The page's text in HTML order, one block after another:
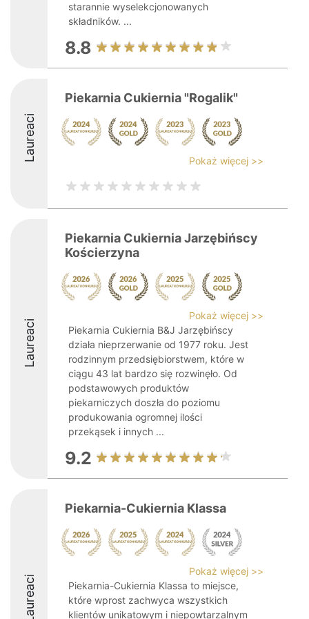
starannie wyselekcjonowanych
składników. ...
8.8
Laureaci
Piekarnia Cukiernia "Rogalik"
Pokaż więcej >>
Laureaci
Piekarnia Cukiernia Jarzębińscy
Kościerzyna
Pokaż więcej >>
Piekarnia Cukiernia B&J Jarzębińscy
działa nieprzerwanie od 1977 roku. Jest
rodzinnym przedsiębiorstwem, które w
ciągu 43 lat bardzo się rozwinęło. Od
podstawowych produktów
piekarniczych doszła do poziomu
produkowania ogromnej ilości
przekąsek i innych ...
9.2
Laureaci
Piekarnia-Cukiernia Klassa
Pokaż więcej >>
Piekarnia-Cukiernia Klassa to miejsce,
które wprost zachwyca wszystkich
klientów unikatowym i niepowtarzalnym